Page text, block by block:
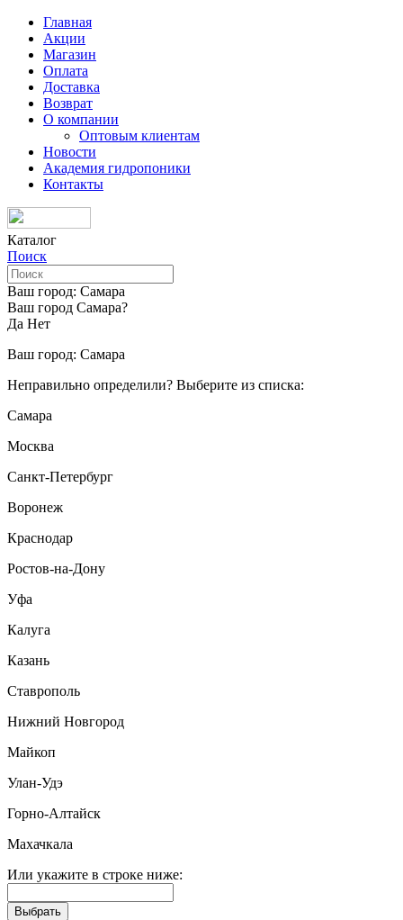
Главная
Акции
Магазин
Оплата
Доставка
Возврат
О компании
Оптовым клиентам
Новости
Академия гидропоники
Контакты
Каталог
Поиск
Ваш город: Самара
Ваш город Самара?
Да Нет
Ваш город: Самара
Неправильно определили? Выберите из списка:
Самара
Москва
Санкт-Петербург
Воронеж
Краснодар
Ростов-на-Дону
Уфа
Калуга
Казань
Ставрополь
Нижний Новгород
Майкоп
Улан-Удэ
Горно-Алтайск
Махачкала
Или укажите в строке ниже: